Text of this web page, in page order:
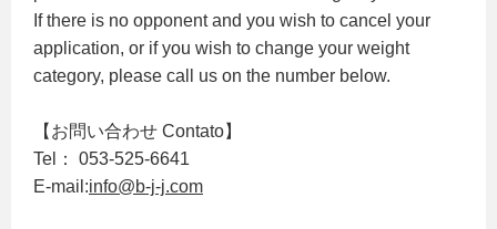
If there is no opponent and you wish to cancel your
application, or if you wish to change your weight
category, please call us on the number below.
【お問い合わせ Contato】
Tel： 053-525-6641
E-mail:info@b-j-j.com